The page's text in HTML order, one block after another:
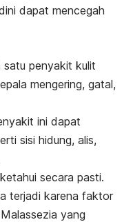
dapat mencegah
satu penyakit kulit
mengering, gatal,
ini dapat
sisi hidung, alis,
secara pasti.
terjadi karena faktor
Malassezia yang